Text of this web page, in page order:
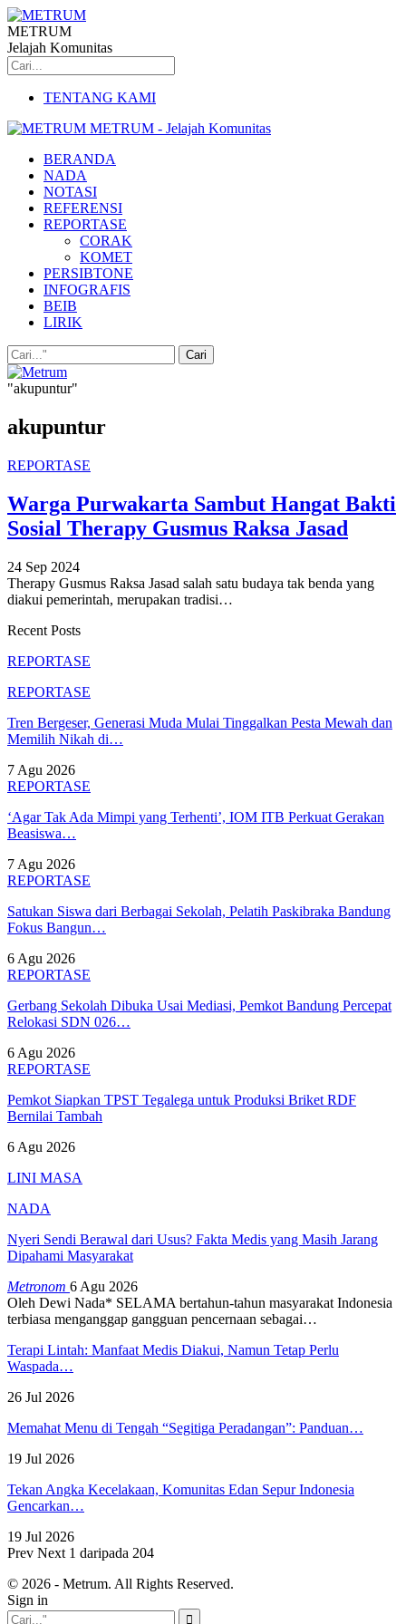
METRUM
Jelajah Komunitas
TENTANG KAMI
METRUM - Jelajah Komunitas
BERANDA
NADA
NOTASI
REFERENSI
REPORTASE
CORAK
KOMET
PERSIBTONE
INFOGRAFIS
BEIB
LIRIK
"akupuntur"
akupuntur
REPORTASE
Warga Purwakarta Sambut Hangat Bakti
Sosial Therapy Gusmus Raksa Jasad
24 Sep 2024
Therapy Gusmus Raksa Jasad salah satu budaya tak benda yang
diakui pemerintah, merupakan tradisi…
Recent Posts
REPORTASE
REPORTASE
Tren Bergeser, Generasi Muda Mulai Tinggalkan Pesta Mewah dan
Memilih Nikah di…
7 Agu 2026
REPORTASE
‘Agar Tak Ada Mimpi yang Terhenti’, IOM ITB Perkuat Gerakan
Beasiswa…
7 Agu 2026
REPORTASE
Satukan Siswa dari Berbagai Sekolah, Pelatih Paskibraka Bandung
Fokus Bangun…
6 Agu 2026
REPORTASE
Gerbang Sekolah Dibuka Usai Mediasi, Pemkot Bandung Percepat
Relokasi SDN 026…
6 Agu 2026
REPORTASE
Pemkot Siapkan TPST Tegalega untuk Produksi Briket RDF
Bernilai Tambah
6 Agu 2026
LINI MASA
NADA
Nyeri Sendi Berawal dari Usus? Fakta Medis yang Masih Jarang
Dipahami Masyarakat
Metronom 6 Agu 2026
Oleh Dewi Nada* SELAMA bertahun-tahun masyarakat Indonesia
terbiasa menganggap gangguan pencernaan sebagai…
Terapi Lintah: Manfaat Medis Diakui, Namun Tetap Perlu
Waspada…
26 Jul 2026
Memahat Menu di Tengah “Segitiga Peradangan”: Panduan…
19 Jul 2026
Tekan Angka Kecelakaan, Komunitas Edan Sepur Indonesia
Gencarkan…
19 Jul 2026
Prev Next 1 daripada 204
© 2026 - Metrum. All Rights Reserved.
Sign in